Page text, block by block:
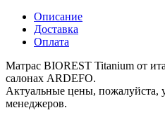
Описание
Доставка
Оплата
Матрас BIOREST Titanium от
салонах ARDEFO.
Актуальные цены, пожалуйста,
менеджеров.